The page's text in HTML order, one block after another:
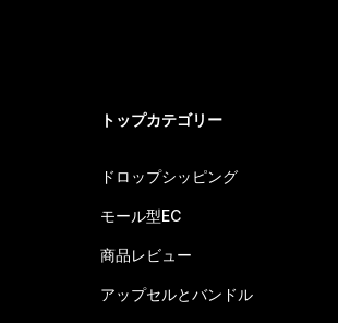
トップカテゴリー
ドロップシッピング
モール型EC
商品レビュー
アップセルとバンドル